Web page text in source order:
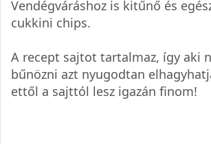
Vendégváráshoz is kitűnő és
cukkini chips.
A recept sajtot tartalmaz, így aki
bűnözni azt nyugodtan
ettől a sajttól lesz igazán finom!